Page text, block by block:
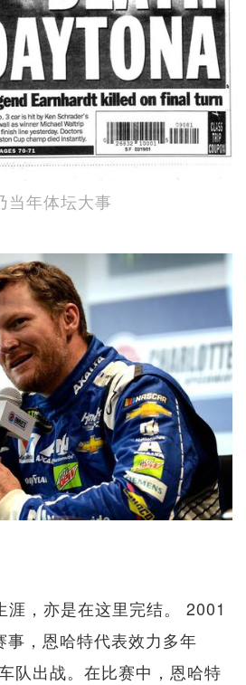
当年体坛大事
涯，亦是在这里完结。 2001
，恩哈特代表效力多年
队出战。在比赛中，恩哈特